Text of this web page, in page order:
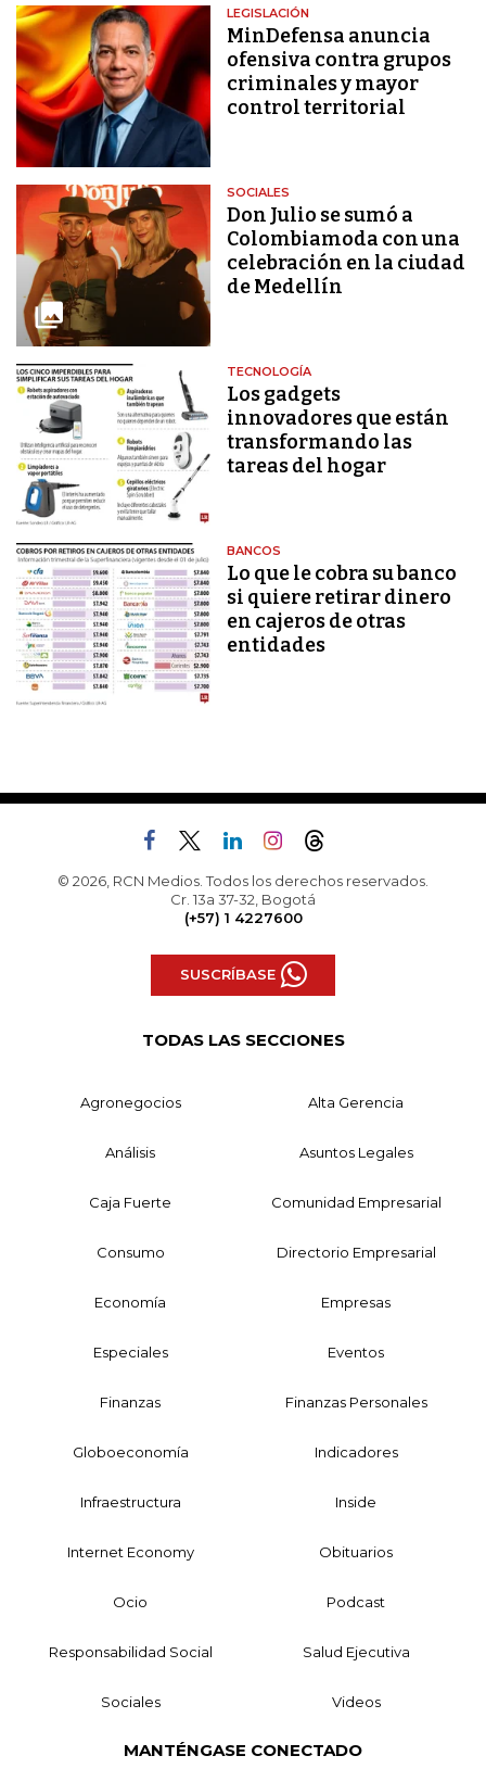
LEGISLACIÓN
MinDefensa anuncia
ofensiva contra grupos
criminales y mayor
control territorial
SOCIALES
Don Julio se sumó a
Colombiamoda con una
celebración en la ciudad
de Medellín
TECNOLOGÍA
Los gadgets
innovadores que están
transformando las
tareas del hogar
BANCOS
Lo que le cobra su banco
si quiere retirar dinero
en cajeros de otras
entidades
© 2026, RCN Medios. Todos los derechos reservados.
Cr. 13a 37-32, Bogotá
(+57) 1 4227600
SUSCRÍBASE
TODAS LAS SECCIONES
Agronegocios Alta Gerencia
Análisis Asuntos Legales
Caja Fuerte Comunidad Empresarial
Consumo Directorio Empresarial
Economía Empresas
Especiales Eventos
Finanzas Finanzas Personales
Globoeconomía Indicadores
Infraestructura Inside
Internet Economy Obituarios
Ocio Podcast
Responsabilidad Social Salud Ejecutiva
Sociales Videos
MANTÉNGASE CONECTADO